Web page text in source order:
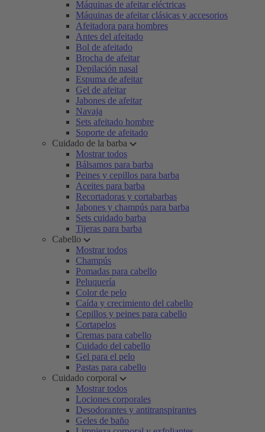
Máquinas de afeitar eléctricas
Máquinas de afeitar clásicas y accesorios
Afeitadora para hombres
Antes del afeitado
Bol de afeitado
Brocha de afeitar
Depilación nasal
Espuma de afeitar
Gel de afeitar
Jabones de afeitar
Navaja
Sets afeitado hombre
Soporte de afeitado
Cuidado de la barba
Mostrar todos
Bálsamos para barba
Peines y cepillos para barba
Aceites para barba
Recortadoras y cortabarbas
Jabones y champús para barba
Sets cuidado barba
Tijeras para barba
Cabello
Mostrar todos
Champús
Pomadas para cabello
Peluquería
Color de pelo
Caída y crecimiento del cabello
Cepillos y peines para cabello
Cortapelos
Cremas para cabello
Cuidado del cabello
Gel para el pelo
Pastas para cabello
Cuidado corporal
Mostrar todos
Lociones corporales
Desodorantes y antitranspirantes
Geles de baño